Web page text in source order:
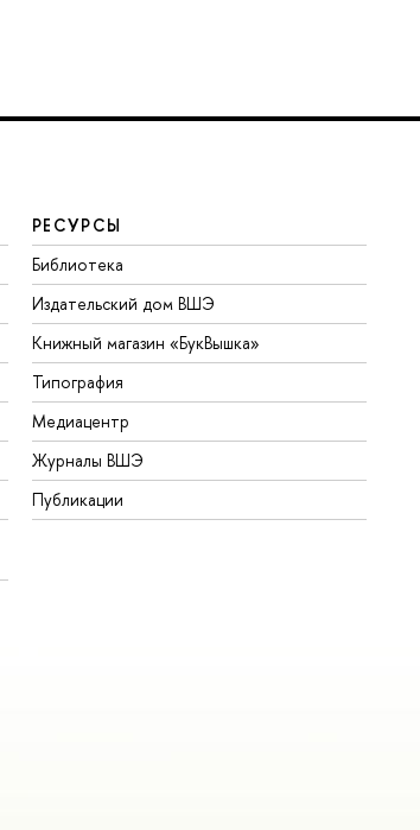
РЕСУРСЫ
Библиотека
Издательский дом ВШЭ
Книжный магазин «БукВышка»
Типография
Медиацентр
Журналы ВШЭ
Публикации